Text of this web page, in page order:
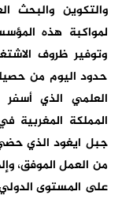
والتكوين والبحث
لمواكبة هذه
وتوفير ظروف
حدود اليوم من
العلمي الذي
المملكة المغربية
جبل ايغود الذي حضي
من العمل الموفق،
على المستوى